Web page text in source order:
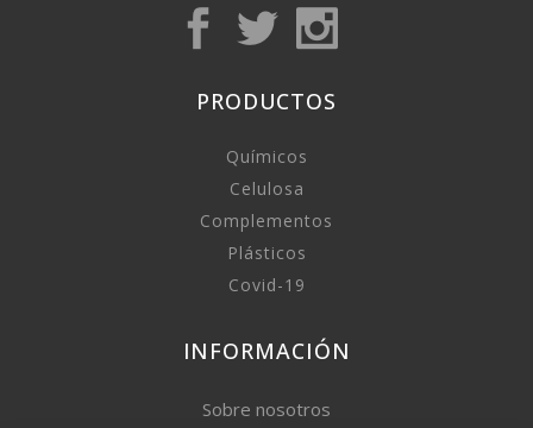
PRODUCTOS
Químicos
Celulosa
Complementos
Plásticos
Covid-19
INFORMACIÓN
Sobre nosotros